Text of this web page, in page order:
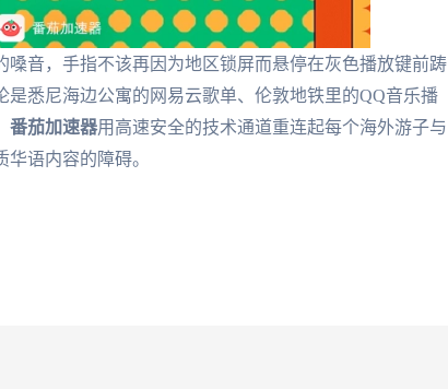
音，手指不该再因为地区锁屏而悬停在灰色播放键前踌
悉尼海边公寓的网易云歌单、伦敦地铁里的QQ音乐播
番茄加速器用高速安全的技术通道重连起每个海外游子与
语内容的障碍。